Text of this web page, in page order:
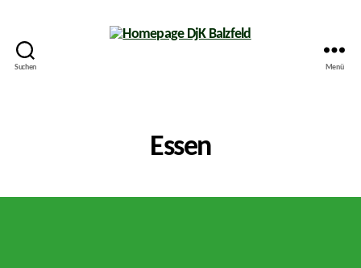
Suchen Menü
Essen